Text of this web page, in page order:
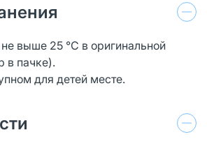
выше 25 °С в оригинальной
в пачке).
для детей месте.